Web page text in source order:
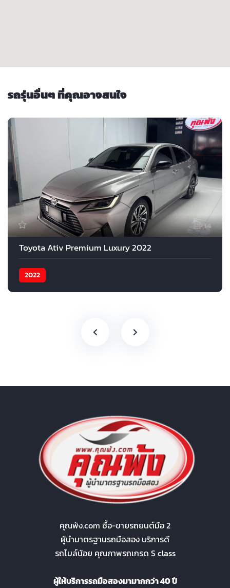
รถรุ่นอื่นๆ ที่คุณอาจสนใจ
14
Toyota Ativ Premium Luxury 2022
2022
คุณพ้ง.com ซื้อ-ขายรถยนต์มือ 2
ผู้นำมาตรฐานรถมือสอง บริการดี
รถไมล์น้อย คุณภาพรถเกรด S class
ผู้ให้บริการรถมือสองมามากกว่า 40 ปี